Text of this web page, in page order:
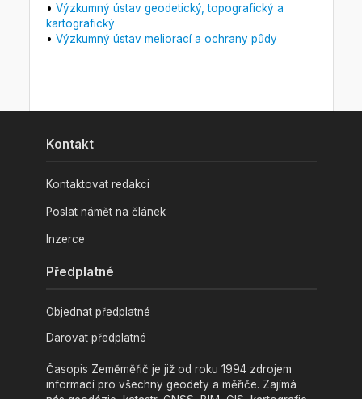
• Výzkumný ústav geodetický, topografický a
kartografický
• Výzkumný ústav meliorací a ochrany půdy
Kontakt
Kontaktovat redakci
Poslat námět na článek
Inzerce
Předplatné
Objednat předplatné
Darovat předplatné
Časopis Zeměměřič je již od roku 1994 zdrojem
informací pro všechny geodety a měřiče. Zajímá